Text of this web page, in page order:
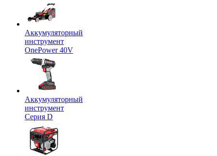
Аккумуляторный
инструмент
OnePower 40V
Аккумуляторный
инструмент
Серия D